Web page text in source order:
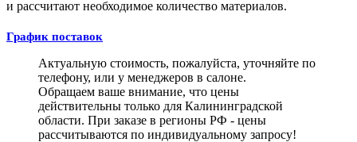
и рассчитают необходимое количество материалов.
График поставок
Актуальную стоимость, пожалуйста, уточняйте по
телефону, или у менеджеров в салоне.
Обращаем ваше внимание, что цены
действительны только для Калининградской
области. При заказе в регионы РФ - цены
рассчитываются по индивидуальному запросу!